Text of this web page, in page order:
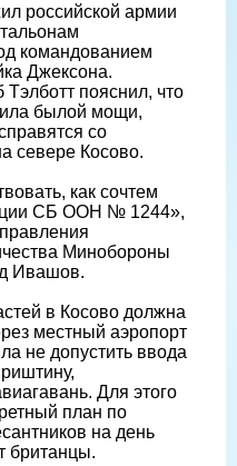
российской армии
командованием
Джексона.
пояснил, что
былой мощи,
со
севере Косово.
как сочтем
СБ ООН № 1244»,
Минобороны
Ивашов.
в Косово должна
местный аэропорт
не допустить ввода
Для этого
план по
на день
британцы.